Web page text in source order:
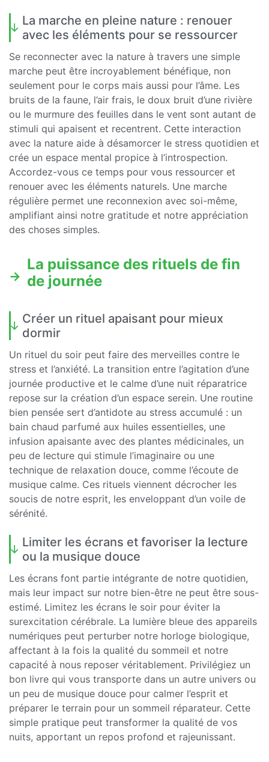
La marche en pleine nature : renouer
avec les éléments pour se ressourcer
Se reconnecter avec la nature à travers une simple
marche peut être incroyablement bénéfique, non
seulement pour le corps mais aussi pour l’âme. Les
bruits de la faune, l’air frais, le doux bruit d’une rivière
ou le murmure des feuilles dans le vent sont autant de
stimuli qui apaisent et recentrent. Cette interaction
avec la nature aide à désamorcer le stress quotidien et
crée un espace mental propice à l’introspection.
Accordez-vous ce temps pour vous ressourcer et
renouer avec les éléments naturels. Une marche
régulière permet une reconnexion avec soi-même,
amplifiant ainsi notre gratitude et notre appréciation
des choses simples.
La puissance des rituels de fin
de journée
Créer un rituel apaisant pour mieux
dormir
Un rituel du soir peut faire des merveilles contre le
stress et l’anxiété. La transition entre l’agitation d’une
journée productive et le calme d’une nuit réparatrice
repose sur la création d’un espace serein. Une routine
bien pensée sert d’antidote au stress accumulé : un
bain chaud parfumé aux huiles essentielles, une
infusion apaisante avec des plantes médicinales, un
peu de lecture qui stimule l’imaginaire ou une
technique de relaxation douce, comme l’écoute de
musique calme. Ces rituels viennent décrocher les
soucis de notre esprit, les enveloppant d’un voile de
sérénité.
Limiter les écrans et favoriser la lecture
ou la musique douce
Les écrans font partie intégrante de notre quotidien,
mais leur impact sur notre bien-être ne peut être sous-
estimé. Limitez les écrans le soir pour éviter la
surexcitation cérébrale. La lumière bleue des appareils
numériques peut perturber notre horloge biologique,
affectant à la fois la qualité du sommeil et notre
capacité à nous reposer véritablement. Privilégiez un
bon livre qui vous transporte dans un autre univers ou
un peu de musique douce pour calmer l’esprit et
préparer le terrain pour un sommeil réparateur. Cette
simple pratique peut transformer la qualité de vos
nuits, apportant un repos profond et rajeunissant.